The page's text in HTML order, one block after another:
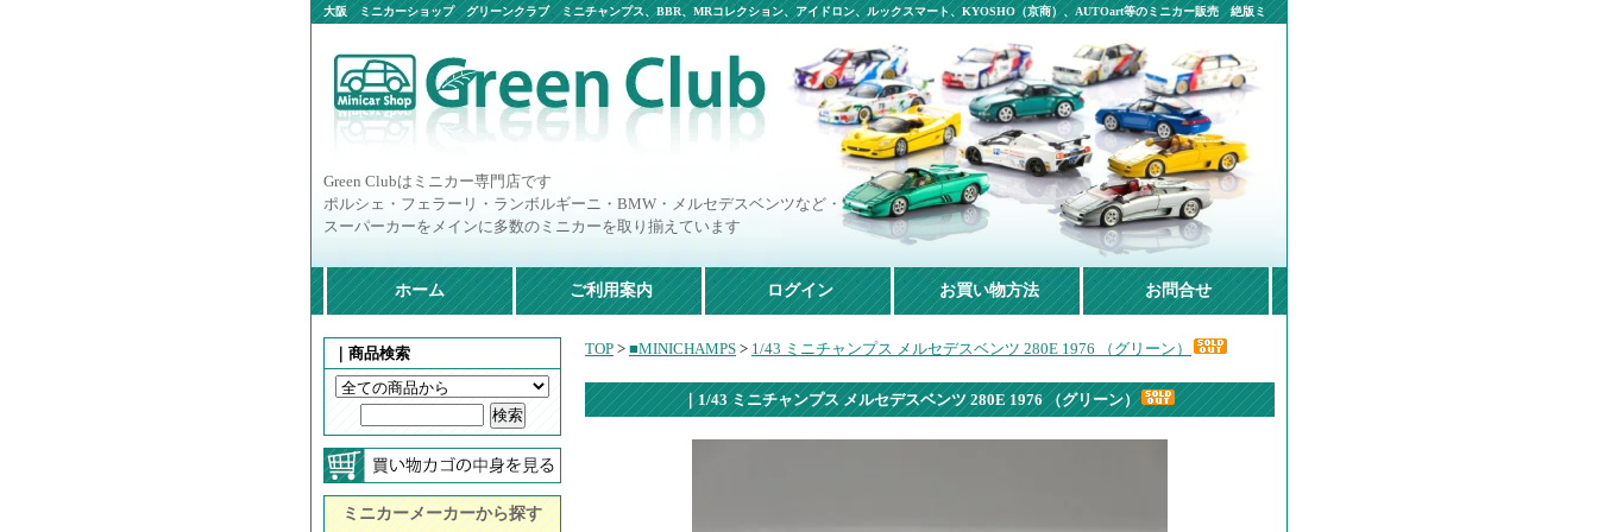
大阪 ミニカーショップ グリーンクラブ ミニチャンプス、BBR、MRコレクション、アイドロン、ルックスマート、KYOSHO（京商）、AUTOart等のミニカー販売 絶版ミ
Green Clubはミニカー専門店です
ポルシェ・フェラーリ・ランボルギーニ・BMW・メルセデスベンツなど・・・
スーパーカーをメインに多数のミニカーを取り揃えています
ホーム ご利用案内 ログイン お買い物方法 お問合せ
｜商品検索
ミニカーメーカーから探す
TOP > ■MINICHAMPS > 1/43 ミニチャンプス メルセデスベンツ 280E 1976 （グリーン）
｜1/43 ミニチャンプス メルセデスベンツ 280E 1976 （グリーン）